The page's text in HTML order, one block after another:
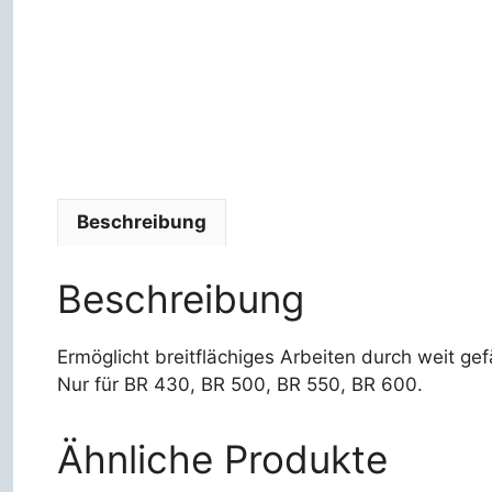
Beschreibung
Beschreibung
Ermöglicht breitflächiges Arbeiten durch weit
Nur für BR 430, BR 500, BR 550, BR 600.
Ähnliche Produkte